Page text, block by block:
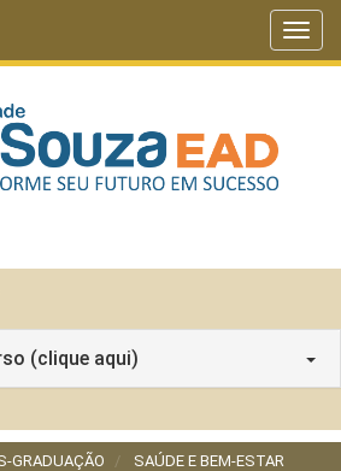
(clique aqui)
GRADUAÇÃO
SAÚDE E BEM-ESTAR